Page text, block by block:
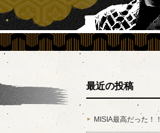
最近の投稿
MISIA最高だった！！